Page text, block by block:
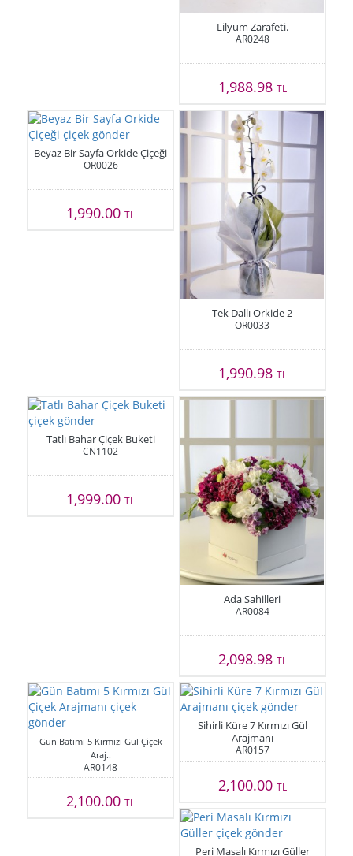
Lilyum Zarafeti.
AR0248
1,988.98 TL
Beyaz Bir Sayfa Orkide Çiçeği
OR0026
1,990.00TL
Tek Dallı Orkide 2
OR0033
1,990.98 TL
Tatlı Bahar Çiçek Buketi
CN1102
1,999.00TL
Ada Sahilleri
AR0084
2,098.98 TL
Gün Batımı 5 Kırmızı Gül Çiçek
Araj..
AR0148
2,100.00TL
Sihirli Küre 7 Kırmızı Gül
Arajmanı
AR0157
2,100.00 TL
Peri Masalı Kırmızı Güller